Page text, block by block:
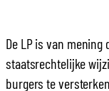
De LP is van
staatsrechtelijke
burgers te